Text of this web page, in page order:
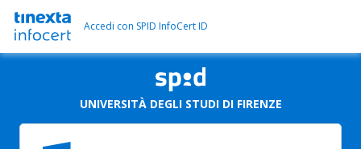
Accedi con SPID InfoCert ID
UNIVERSITÀ DEGLI STUDI DI FIRENZE